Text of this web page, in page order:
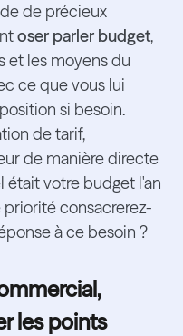
de précieux
oser parler budget,
et les moyens du
ce que vous lui
si besoin.
de tarif,
de manière directe
était votre budget l'an
consacrerez-
à ce besoin ?
les points